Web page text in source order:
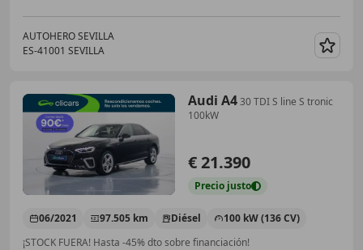
AUTOHERO SEVILLA
ES-41001 SEVILLA
Audi A430 TDI S line S tronic
100kW
€ 21.390
Precio justo
06/2021 97.505 km Diésel
100 kW (136 CV)
¡STOCK FUERA! Hasta -45% dto sobre financiación!